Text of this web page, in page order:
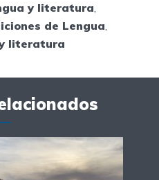
y literatura,
de Lengua,
literatura